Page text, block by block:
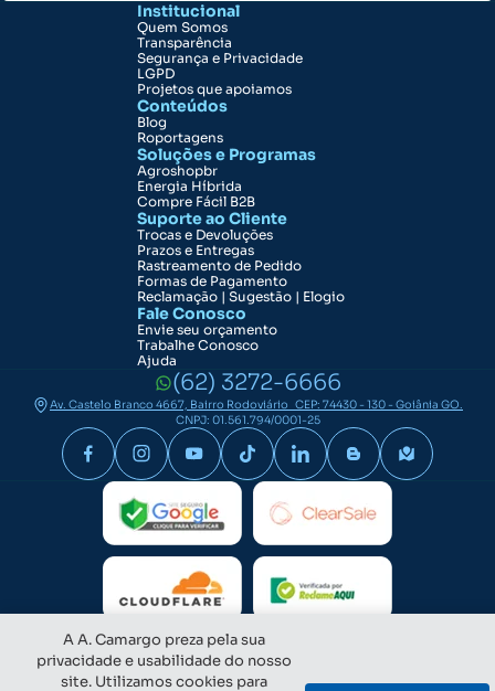
Institucional
Quem Somos
Transparência
Segurança e Privacidade
LGPD
Projetos que apoiamos
Conteúdos
Blog
Roportagens
Soluções e Programas
Agroshopbr
Energia Híbrida
Compre Fácil B2B
Suporte ao Cliente
Trocas e Devoluções
Prazos e Entregas
Rastreamento de Pedido
Formas de Pagamento
Reclamação | Sugestão | Elogio
Fale Conosco
Envie seu orçamento
Trabalhe Conosco
Ajuda
(62) 3272-6666
Av. Castelo Branco 4667, Bairro Rodoviário CEP: 74430 - 130 - Goiânia GO.
CNPJ: 01.561.794/0001-25
A A. Camargo preza pela sua
privacidade e usabilidade do nosso
site. Utilizamos cookies para